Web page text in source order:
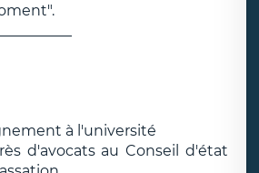
à l'université
d'avocats au Conseil d'état